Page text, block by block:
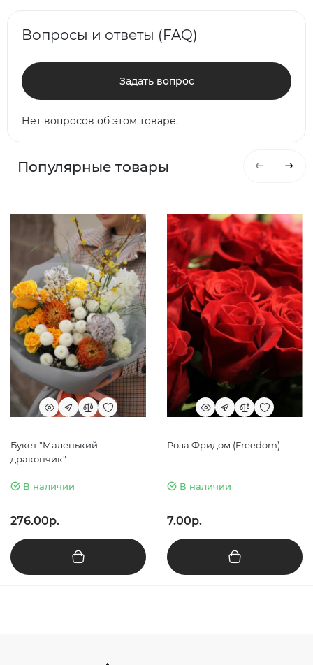
Вопросы и ответы (FAQ)
Задать вопрос
Нет вопросов об этом товаре.
Популярные товары
Букет "Маленький
дракончик"
В наличии
276.00р.
Роза Фридом (Freedom)
В наличии
7.00р.